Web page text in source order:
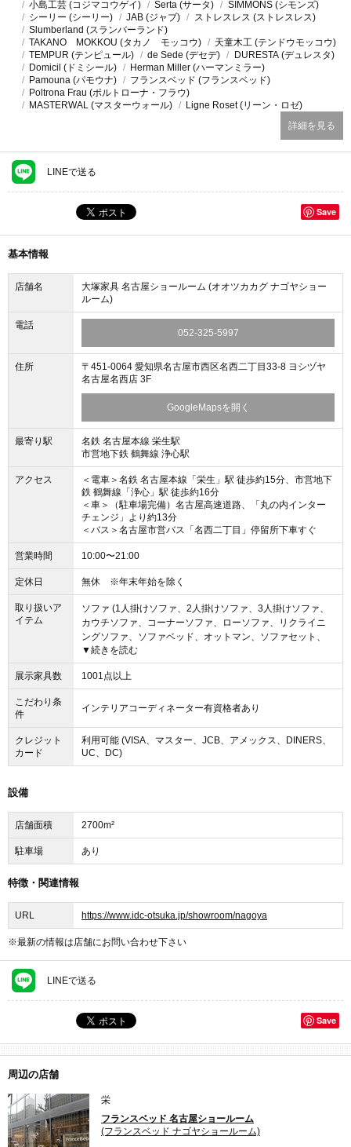
小島工芸 (コジマコウゲイ) Serta (サータ)
SIMMONS (シモンズ)
シーリー (シーリー)
JAB (ジャブ)
ストレスレス (ストレスレス)
Slumberland (スランバーランド)
TAKANO MOKKOU (タカノ モッコウ)
天童木工 (テンドウモッコウ)
TEMPUR (テンピュール)
de Sede (デセデ)
DURESTA (デュレスタ)
Domicil (ドミシール)
Herman Miller (ハーマンミラー)
Pamouna (パモウナ)
フランスベッド (フランスベッド)
Poltrona Frau (ポルトローナ・フラウ)
MASTERWAL (マスターウォール)
Ligne Roset (リーン・ロゼ)
詳細を見る
LINEで送る
Save
基本情報
店舗名
大塚家具 名古屋ショールーム (オオツカカグ ナゴヤショー
ルーム)
電話
052-325-5997
住所
〒451-0064 愛知県名古屋市西区名西二丁目33-8 ヨシヅヤ
名古屋名西店 3F
GoogleMapsを開く
最寄り駅
名鉄 名古屋本線 栄生駅
市営地下鉄 鶴舞線 浄心駅
アクセス
＜電車＞名鉄 名古屋本線「栄生」駅 徒歩約15分、市営地下
鉄 鶴舞線「浄心」駅 徒歩約16分
＜車＞（駐車場完備）名古屋高速道路、「丸の内インター
チェンジ」より約13分
＜バス＞名古屋市営バス「名西二丁目」停留所下車すぐ
営業時間 10:00〜21:00
定休日 無休 ※年末年始を除く
取り扱いア
イテム
ソファ (1人掛けソファ、2人掛けソファ、3人掛けソファ、
カウチソファ、コーナーソファ、ローソファ、リクライニ
ングソファ、ソファベッド、オットマン、ソファセット、
その他ソファ)
チェア (スツール、ダイニングチェア、リビングチェア、カ
キングチェア、リクライニングチェア、ベンチ、ガーデン
その他チェア)
テーブル (ダイニングテーブル、リビングテーブル、ローテ
デスク (パソコンデスク、オフィスデスク、子供机・キッズ
ベッド (ベッド・ベッドフレーム、ソファベッド、マットレ
収納家具 (テレビ台、キャビネット、本棚、チェスト、シェ
ルフ、リビングボード、ワゴン、ドレッサー、ハンガーラ
食器棚、シューズラック、その他収納家具)
子供家具 (子供椅子・キッズチェア、子供机・キッズデス
ェア)
ンダントライト・ペンダント照明、スポットライト、スタ
ャンデリア、フットライト、その他照明、ダクトレール部
材、引掛シーリング)
▼続きを読む
展示家具数 1001点以上
こだわり条
件
インテリアコーディネーター有資格者あり
クレジット
カード
利用可能 (VISA、マスター、JCB、アメックス、DINERS、
UC、DC)
設備
店舗面積 2700m²
駐車場 あり
特徴・関連情報
URL https://www.idc-otsuka.jp/showroom/nagoya
※最新の情報は店舗にお問い合わせ下さい
LINEで送る
Save
周辺の店舗
栄
フランスベッド 名古屋ショールーム
(フランスベッド ナゴヤショールーム)